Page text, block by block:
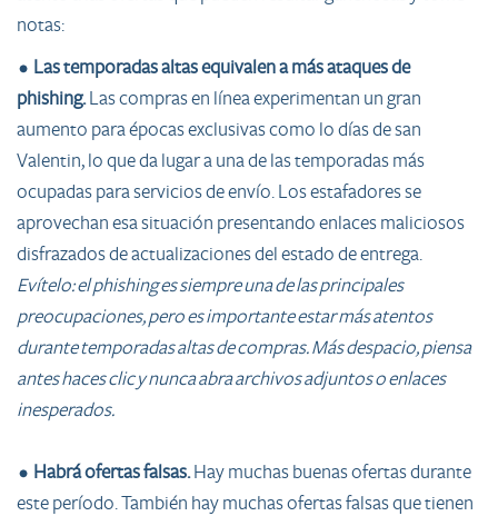
notas:
• Las temporadas altas equivalen a más ataques de
phishing.Las compras en línea experimentan un gran
aumento para épocas exclusivas como lo días de san
Valentin, lo que da lugar a una de las temporadas más
ocupadas para servicios de envío. Los estafadores se
aprovechan esa situación presentando enlaces maliciosos
disfrazados de actualizaciones del estado de entrega.
Evítelo: el phishing es siempre una de las principales
preocupaciones, pero es importante estar más atentos
durante temporadas altas de compras. Más despacio, piensa
antes haces clic y nunca abra archivos adjuntos o enlaces
inesperados.
• Habrá ofertas falsas.Hay muchas buenas ofertas durante
este período. También hay muchas ofertas falsas que tienen